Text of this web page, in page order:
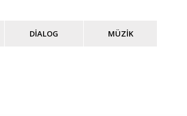
DİALOG MÜZİK